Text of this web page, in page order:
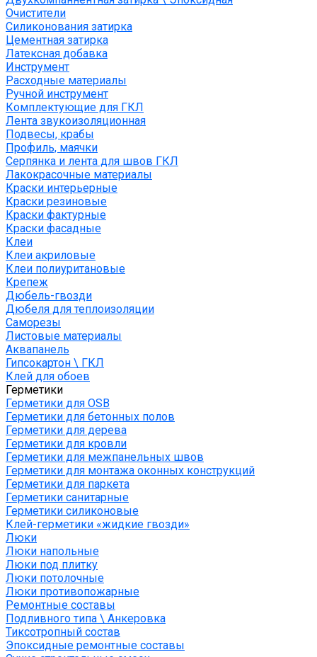
Очистители
Силиконования затирка
Цементная затирка
Латексная добавка
Инструмент
Расходные материалы
Ручной инструмент
Комплектующие для ГКЛ
Лента звукоизоляционная
Подвесы, крабы
Профиль, маячки
Серпянка и лента для швов ГКЛ
Лакокрасочные материалы
Краски интерьерные
Краски резиновые
Краски фактурные
Краски фасадные
Клеи
Клеи акриловые
Клеи полиуритановые
Крепеж
Дюбель-гвозди
Дюбеля для теплоизоляции
Саморезы
Листовые материалы
Аквапанель
Гипсокартон \ ГКЛ
Клей для обоев
Герметики
Герметики для OSB
Герметики для бетонных полов
Герметики для дерева
Герметики для кровли
Герметики для межпанельных швов
Герметики для монтажа оконных конструкций
Герметики для паркета
Герметики санитарные
Герметики силиконовые
Клей-герметики «жидкие гвозди»
Люки
Люки напольные
Люки под плитку
Люки потолочные
Люки противопожарные
Ремонтные составы
Подливного типа \ Анкеровка
Тиксотропный состав
Эпоксидные ремонтные составы